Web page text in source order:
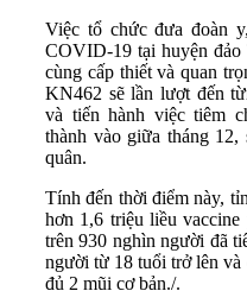
Việc tổ chức đưa đoàn
COVID-19 tại huyện đảo
cùng cấp thiết và quan
KN462 sẽ lần lượt đến
và tiến hành việc tiêm
thành vào giữa tháng
quân.
Tính đến thời điểm này,
hơn 1,6 triệu liều
trên 930 nghìn người đã
người từ 18 tuổi trở lên
đủ 2 mũi cơ bản./.